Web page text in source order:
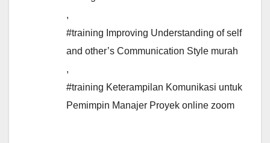
,
#training Improving Understanding of self
and other’s Communication Style murah
,
#training Keterampilan Komunikasi untuk
Pemimpin Manajer Proyek online zoom